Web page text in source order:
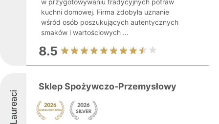
w przygotowywaniu tradycyjnych potraw
kuchni domowej. Firma zdobyła uznanie
wśród osób poszukujących autentycznych
smaków i wartościowych ...
8.5
Laureaci
Sklep Spożywczo-Przemysłowy